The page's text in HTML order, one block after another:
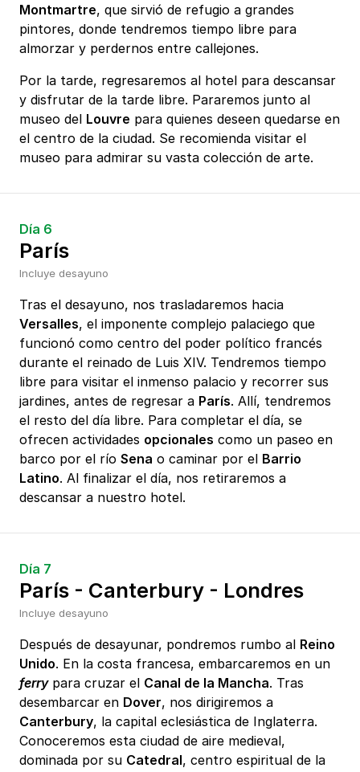
Montmartre, que sirvió de refugio a grandes
pintores, donde tendremos tiempo libre para
almorzar y perdernos entre callejones.
Por la tarde, regresaremos al hotel para descansar
y disfrutar de la tarde libre. Pararemos junto al
museo del Louvre para quienes deseen quedarse en
el centro de la ciudad. Se recomienda visitar el
museo para admirar su vasta colección de arte.
Día 6
París
Incluye desayuno
Tras el desayuno, nos trasladaremos hacia
Versalles, el imponente complejo palaciego que
funcionó como centro del poder político francés
durante el reinado de Luis XIV. Tendremos tiempo
libre para visitar el inmenso palacio y recorrer sus
jardines, antes de regresar a París. Allí, tendremos
el resto del día libre. Para completar el día, se
ofrecen actividades opcionales como un paseo en
barco por el río Sena o caminar por el Barrio
Latino. Al finalizar el día, nos retiraremos a
descansar a nuestro hotel.
Día 7
París - Canterbury - Londres
Incluye desayuno
Después de desayunar, pondremos rumbo al Reino
Unido. En la costa francesa, embarcaremos en un
ferrypara cruzar el Canal de la Mancha. Tras
desembarcar en Dover, nos dirigiremos a
Canterbury, la capital eclesiástica de Inglaterra.
Conoceremos esta ciudad de aire medieval,
dominada por su Catedral, centro espiritual de la